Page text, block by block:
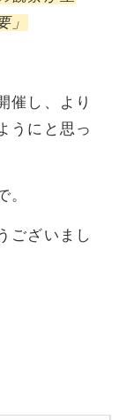
催し、より
うにと思っ
。
ございまし